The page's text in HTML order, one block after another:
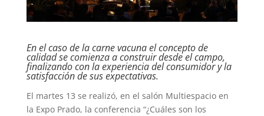
En el caso de la carne vacuna el concepto de
calidad se comienza a construir desde el campo,
finalizando con la experiencia del consumidor y la
satisfacción de sus expectativas.
El martes 13 se realizó, en el salón Multiespacio en
la Expo Prado, la conferencia “¿Cuáles son los